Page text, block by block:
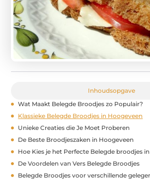
Inhoudsopgave
Wat Maakt Belegde Broodjes zo Populair?
Klassieke Belegde Broodjes in Hoogeveen
Unieke Creaties die Je Moet Proberen
De Beste Broodjeszaken in Hoogeveen
Hoe Kies je het Perfecte Belegde broodjes
De Voordelen van Vers Belegde Broodjes
Belegde Broodjes voor verschillende